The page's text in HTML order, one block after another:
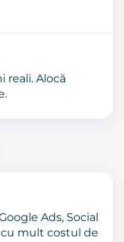
reali. Alocă
Ads, Social
mult costul de